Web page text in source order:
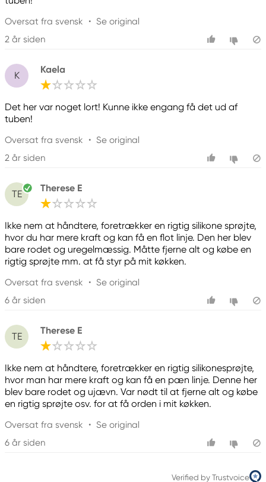
Oversat fra svensk • Se original
2 år siden
K
Kaela
Det her var noget lort! Kunne ikke engang få det ud af
tuben!
Oversat fra svensk • Se original
2 år siden
TE
Therese E
Ikke nem at håndtere, foretrækker en rigtig silikone sprøjte,
hvor du har mere kraft og kan få en flot linje. Den her blev
bare rodet og uregelmæssig. Måtte fjerne alt og købe en
rigtig sprøjte mm. at få styr på mit køkken.
Oversat fra svensk • Se original
6 år siden
TE
Therese E
Ikke nem at håndtere, foretrækker en rigtig silikonesprøjte,
hvor man har mere kraft og kan få en pæn linje. Denne her
blev bare rodet og ujævn. Var nødt til at fjerne alt og købe
en rigtig sprøjte osv. for at få orden i mit køkken.
Oversat fra svensk • Se original
6 år siden
Verified by Trustvoice